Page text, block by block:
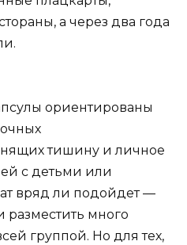
а через два года
ориентированы
тишину и личное
с детьми или
вряд ли подойдет —
разместить много
группой. Но для тех,